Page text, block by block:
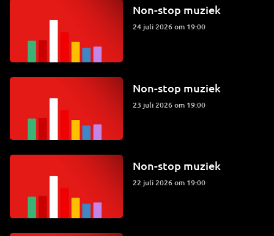
Non-stop muziek
24 juli 2026 om 19:00
Non-stop muziek
23 juli 2026 om 19:00
Non-stop muziek
22 juli 2026 om 19:00